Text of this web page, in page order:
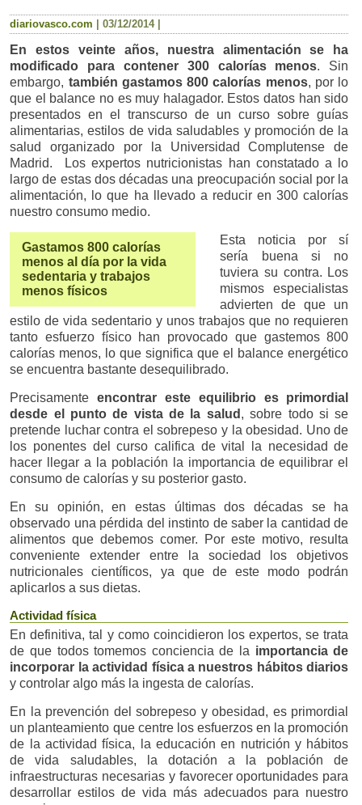
diariovasco.com |03/12/2014|
En estos veinte años, nuestra alimentación se ha
modificado para contener 300 calorías menos. Sin
embargo, también gastamos 800 calorías menos, por lo
que el balance no es muy halagador. Estos datos han sido
presentados en el transcurso de un curso sobre guías
alimentarias, estilos de vida saludables y promoción de la
salud organizado por la Universidad Complutense de
Madrid. Los expertos nutricionistas han constatado a lo
largo de estas dos décadas una preocupación social por la
alimentación, lo que ha llevado a reducir en 300 calorías
nuestro consumo medio.
Gastamos 800 calorías
menos al día por la vida
sedentaria y trabajos
menos físicos
Esta noticia por sí
sería buena si no
tuviera su contra. Los
mismos especialistas
advierten de que un
estilo de vida sedentario y unos trabajos que no requieren
tanto esfuerzo físico han provocado que gastemos 800
calorías menos, lo que significa que el balance energético
se encuentra bastante desequilibrado.
Precisamenteencontrar este equilibrio es primordial
desde el punto de vista de la salud , sobre todo si se
pretende luchar contra el sobrepeso y la obesidad. Uno de
los ponentes del curso califica de vital la necesidad de
hacer llegar a la población la importancia de equilibrar el
consumo de calorías y su posterior gasto.
En su opinión, en estas últimas dos décadas se ha
observado una pérdida del instinto de saber la cantidad de
alimentos que debemos comer. Por este motivo, resulta
conveniente extender entre la sociedad los objetivos
nutricionales científicos, ya que de este modo podrán
aplicarlos a sus dietas.
Actividad física
En definitiva, tal y como coincidieron los expertos, se trata
de que todos tomemos conciencia de la importancia de
incorporar la actividad física a nuestros hábitos diarios
y controlar algo más la ingesta de calorías.
En la prevención del sobrepeso y obesidad, es primordial
un planteamiento que centre los esfuerzos en la promoción
de la actividad física, la educación en nutrición y hábitos
de vida saludables, la dotación a la población de
infraestructuras necesarias y favorecer oportunidades para
desarrollar estilos de vida más adecuados para nuestro